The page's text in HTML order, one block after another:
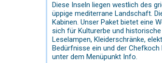
Diese Inseln liegen westlich des
üppige mediterrane Landschaft.
Kabinen. Unser Paket bietet eine
sich für Kulturerbe und
Leselampen, Kleiderschränke,
Bedürfnisse ein und der
unter dem Menüpunkt Info.